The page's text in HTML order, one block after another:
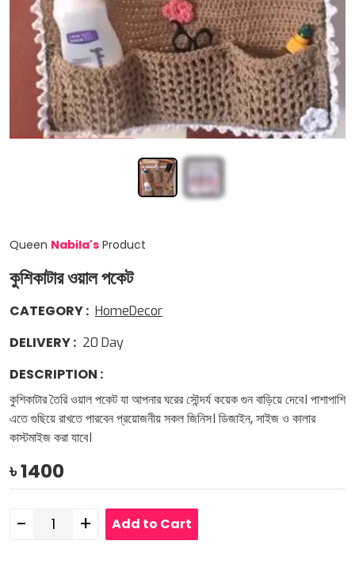
Queen Nabila's Product
কুশিকাটার ওয়াল পকেট
CATEGORY: HomeDecor
DELIVERY: 20 Day
DESCRIPTION :
কুশিকাটার তৈরি ওয়াল পকেট যা আপনার ঘরের সৌন্দর্য কয়েক গুন বাড়িয়ে দেবে। পাশাপাশি
এতে গুছিয়ে রাখতে পারবেন প্রয়োজনীয় সকল জিনিস। ডিজাইন, সাইজ ও কালার
কাস্টমাইজ করা যাবে।
৳1400
- + Add to Cart